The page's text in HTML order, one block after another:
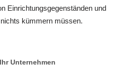
Einrichtungsgegenständen und
kümmern müssen.
Unternehmen